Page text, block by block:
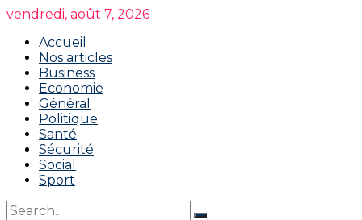
vendredi, août 7, 2026
Accueil
Nos articles
Business
Economie
Général
Politique
Santé
Sécurité
Social
Sport